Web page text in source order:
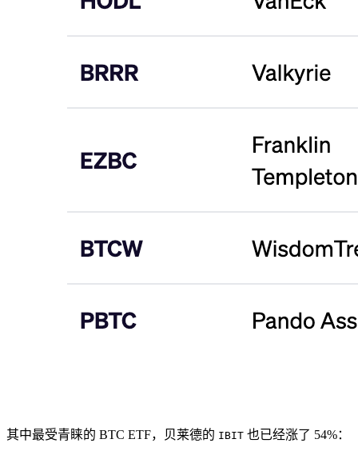
其中最受青睐的 BTC ETF，贝莱德的 IBIT 也已经涨了 54%：